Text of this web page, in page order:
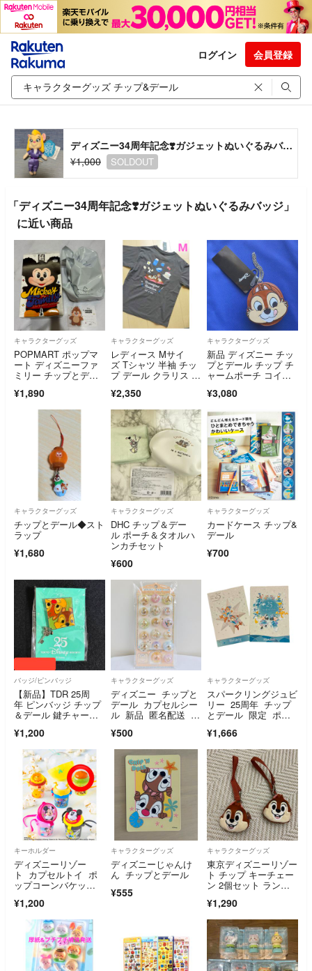
ログイン 会員登録
ディズニー34周年記念❣️ガジェットぬいぐるみバッジ
¥1,000
SOLDOUT
「ディズニー34周年記念❣️ガジェットぬいぐるみバッジ」
に近い商品
キャラクターグッズ
POPMART ポップマ
ート ディズニーファ
ミリー チップとデー
¥1,890
キャラクターグッズ
レディース Mサイ
ズ Tシャツ 半袖 チッ
プ デール クラリス デ
ail ブラック
¥2,350
キャラクターグッズ
新品 ディズニー チッ
プとデール チップ チ
ャームポーチ コイン
¥3,080
キャラクターグッズ
チップとデール◆スト
ラップ
¥1,680
キャラクターグッズ
DHC チップ＆デー
ル ポーチ＆タオルハ
ンカチセット
¥600
キャラクターグッズ
カードケース チップ&
デール
¥700
バッジ/ピンバッジ
【新品】TDR 25周
年 ピンバッジ チップ
＆デール 鍵チャーム
¥1,200
キャラクターグッズ
ディズニー チップと
デール カプセルシー
ル 新品 匿名配送 わ
¥500
キャラクターグッズ
スパークリングジュビ
リー 25周年 チップ
とデール 限定 ポス
¥1,666
キーホルダー
ディズニーリゾー
ト カプセルトイ ポ
ップコーンバケッ
¥1,200
キャラクターグッズ
ディズニーじゃんけ
ん チップとデール
¥555
キャラクターグッズ
東京ディズニーリゾー
ト チップ キーチェー
ン 2個セット ランダ
¥1,290